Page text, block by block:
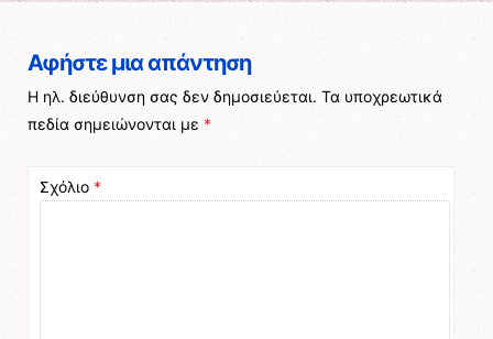
Αφήστε μια απάντηση
Η ηλ. διεύθυνση σας δεν δημοσιεύεται. Τα υποχρεωτικά
πεδία σημειώνονται με *
Σχόλιο *